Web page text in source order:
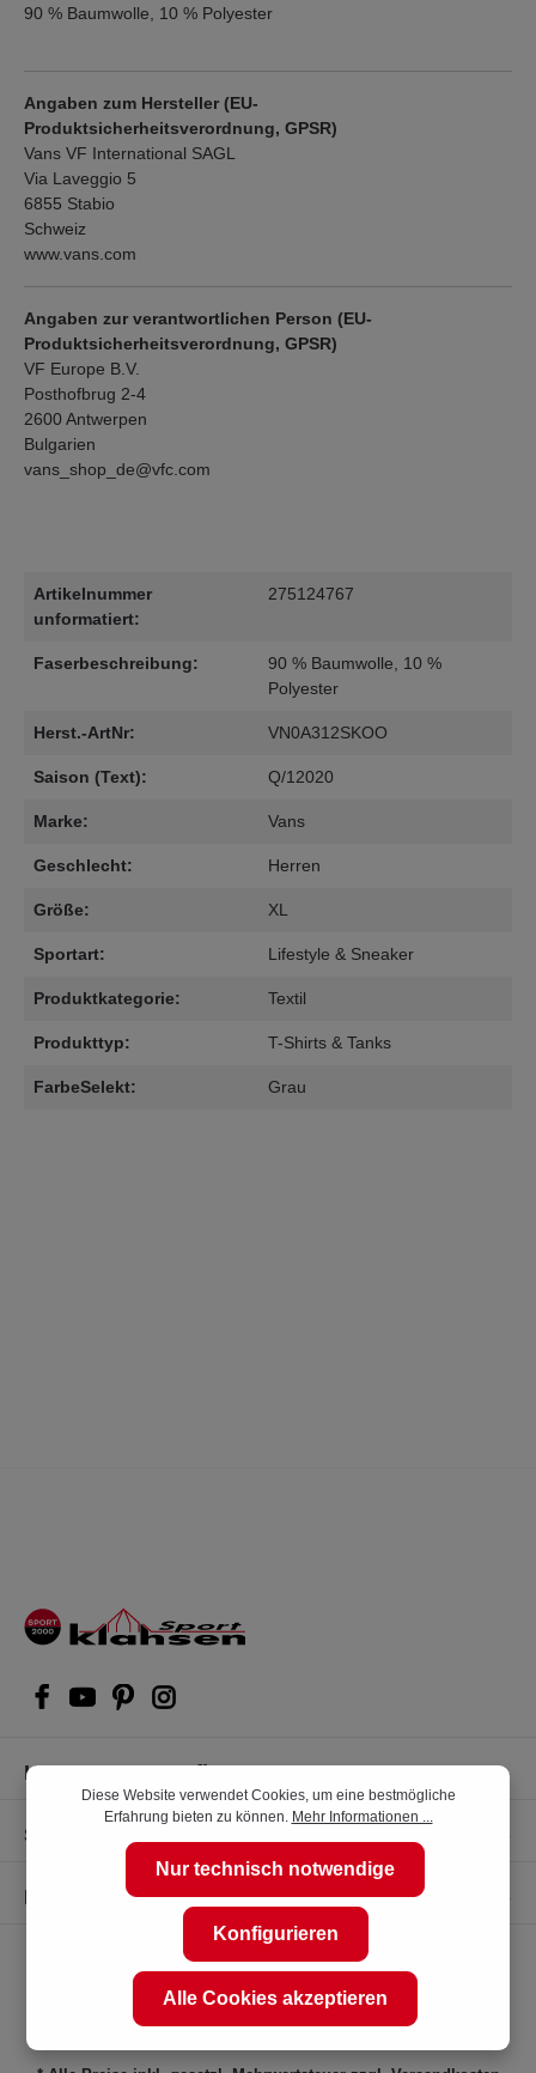
90 % Baumwolle, 10 % Polyester
Angaben zum Hersteller (EU-
Produktsicherheitsverordnung, GPSR)
Vans VF International SAGL
Via Laveggio 5
6855 Stabio
Schweiz
www.vans.com
Angaben zur verantwortlichen Person (EU-
Produktsicherheitsverordnung, GPSR)
VF Europe B.V.
Posthofbrug 2-4
2600 Antwerpen
Bulgarien
vans_shop_de@vfc.com
Artikelnummer
unformatiert:
275124767
Faserbeschreibung:
90 % Baumwolle, 10 %
Polyester
Herst.-ArtNr: VN0A312SKOO
Saison (Text): Q/12020
Marke: Vans
Geschlecht: Herren
Größe: XL
Sportart: Lifestyle & Sneaker
Produktkategorie: Textil
Produkttyp: T-Shirts & Tanks
FarbeSelekt: Grau
Kompetente Kaufberatung
Shop Service
Informationen
Diese Website verwendet Cookies, um eine bestmögliche
Erfahrung bieten zu können. Mehr Informationen ...
Nur technisch notwendige
Konfigurieren
Alle Cookies akzeptieren